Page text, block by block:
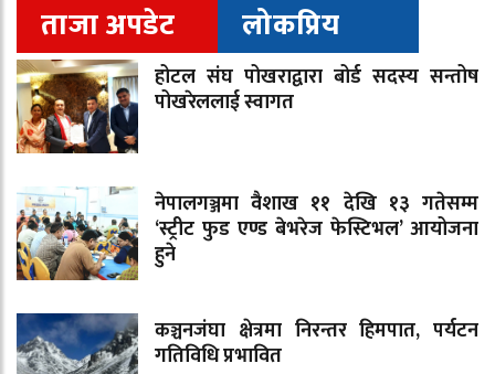
ताजा अपडेट लोकप्रिय
होटल संघ पोखराद्वारा बोर्ड सदस्य सन्तोष
पोखरेललाई स्वागत
नेपालगञ्जमा वैशाख ११ देखि १३ गतेसम्म
‘स्ट्रीट फुड एण्ड बेभरेज फेस्टिभल’ आयोजना
हुने
कञ्चनजंघा क्षेत्रमा निरन्तर हिमपात, पर्यटन
गतिविधि प्रभावित